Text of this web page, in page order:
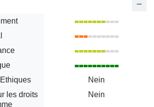
Nein
les droits
Nein